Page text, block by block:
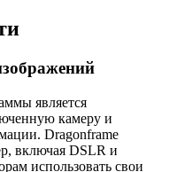
является
камеру и
Dragonframe
включая DSLR и
использовать свои